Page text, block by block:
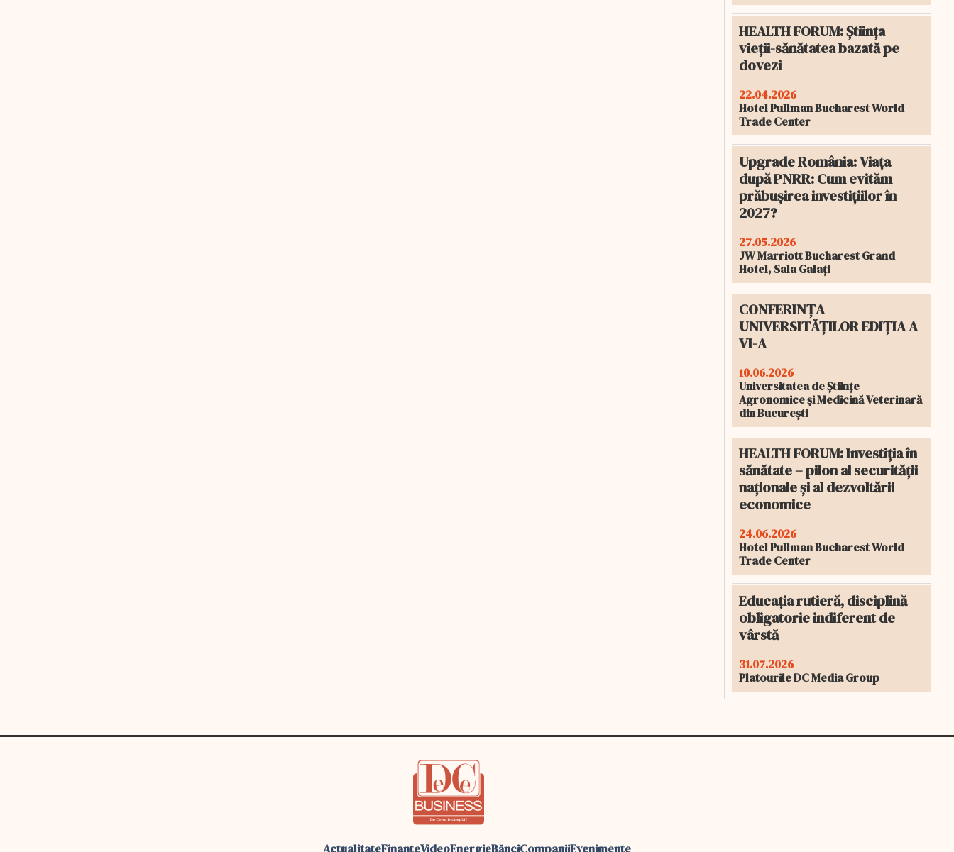
HEALTH FORUM: Știința
vieții-sănătatea bazată pe
dovezi
22.04.2026
Hotel Pullman Bucharest World
Trade Center
Upgrade România: Viața
după PNRR: Cum evităm
prăbușirea investițiilor în
2027?
27.05.2026
JW Marriott Bucharest Grand
Hotel, Sala Galați
CONFERINȚA
UNIVERSITĂȚILOR EDIȚIA A
VI-A
10.06.2026
Universitatea de Științe
Agronomice și Medicină Veterinară
din București
HEALTH FORUM: Investiția în
sănătate – pilon al securității
naționale și al dezvoltării
economice
24.06.2026
Hotel Pullman Bucharest World
Trade Center
Educația rutieră, disciplină
obligatorie indiferent de
vârstă
31.07.2026
Platourile DC Media Group
ActualitateFinanteVideoEnergieBănciCompaniiEvenimente